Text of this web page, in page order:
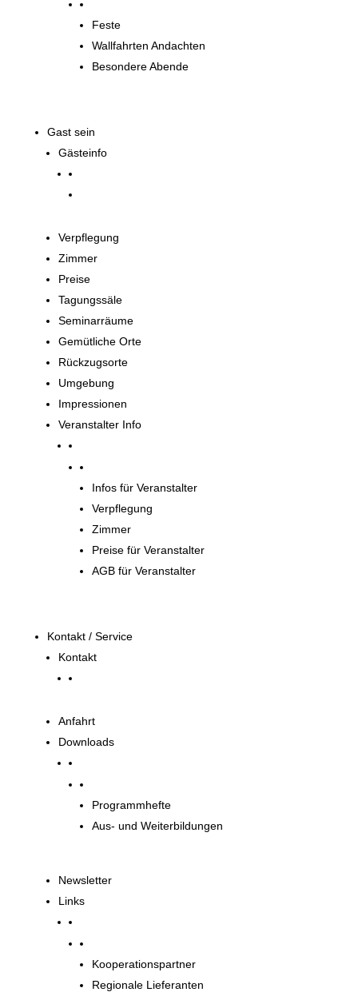
Feste
Wallfahrten Andachten
Besondere Abende
Gast sein
Gästeinfo
Verpflegung
Zimmer
Preise
Tagungssäle
Seminarräume
Gemütliche Orte
Rückzugsorte
Umgebung
Impressionen
Veranstalter Info
Infos für Veranstalter
Verpflegung
Zimmer
Preise für Veranstalter
AGB für Veranstalter
Kontakt / Service
Kontakt
Anfahrt
Downloads
Programmhefte
Aus- und Weiterbildungen
Newsletter
Links
Kooperationspartner
Regionale Lieferanten